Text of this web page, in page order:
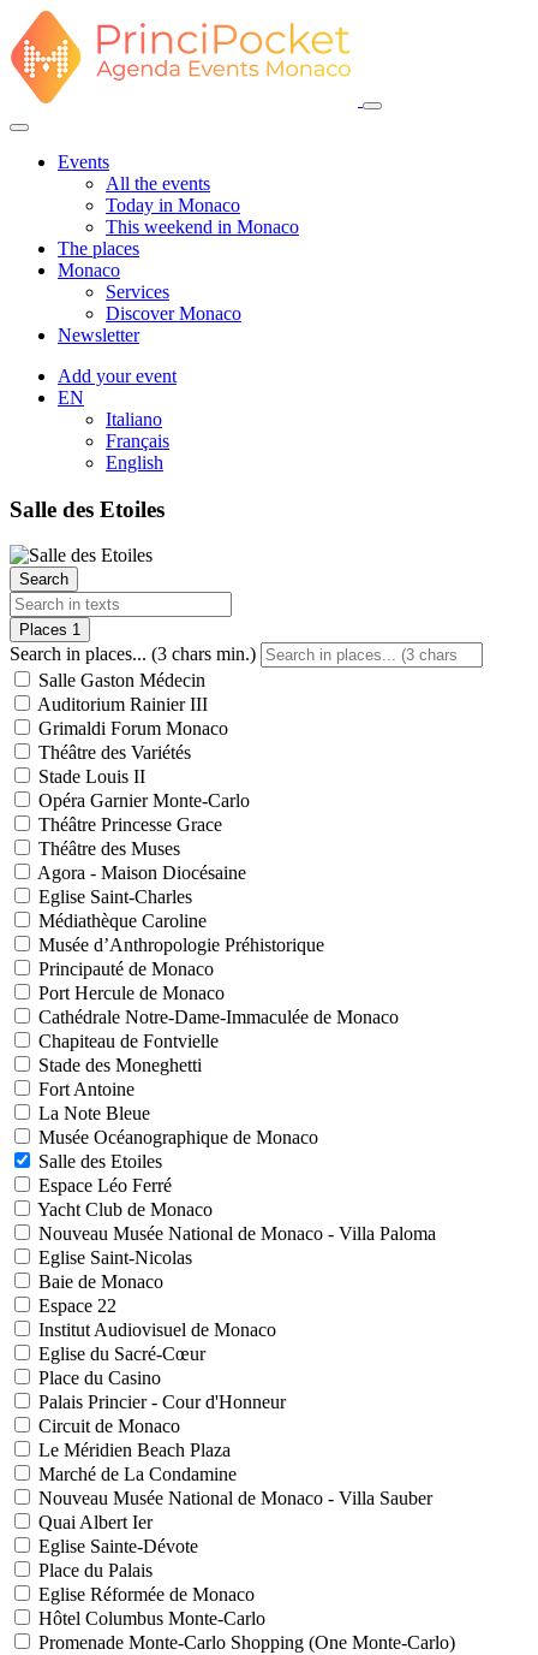
Events
All the events
Today in Monaco
This weekend in Monaco
The places
Monaco
Services
Discover Monaco
Newsletter
Add your event
EN
Italiano
Français
English
Salle des Etoiles
Search
Places 1
Search in places... (3 chars min.)
Salle Gaston Médecin
Auditorium Rainier III
Grimaldi Forum Monaco
Théâtre des Variétés
Stade Louis II
Opéra Garnier Monte-Carlo
Théâtre Princesse Grace
Théâtre des Muses
Agora - Maison Diocésaine
Eglise Saint-Charles
Médiathèque Caroline
Musée d’Anthropologie Préhistorique
Principauté de Monaco
Port Hercule de Monaco
Cathédrale Notre-Dame-Immaculée de Monaco
Chapiteau de Fontvielle
Stade des Moneghetti
Fort Antoine
La Note Bleue
Musée Océanographique de Monaco
Salle des Etoiles
Espace Léo Ferré
Yacht Club de Monaco
Nouveau Musée National de Monaco - Villa Paloma
Eglise Saint-Nicolas
Baie de Monaco
Espace 22
Institut Audiovisuel de Monaco
Eglise du Sacré-Cœur
Place du Casino
Palais Princier - Cour d'Honneur
Circuit de Monaco
Le Méridien Beach Plaza
Marché de La Condamine
Nouveau Musée National de Monaco - Villa Sauber
Quai Albert Ier
Eglise Sainte-Dévote
Place du Palais
Eglise Réformée de Monaco
Hôtel Columbus Monte-Carlo
Promenade Monte-Carlo Shopping (One Monte-Carlo)